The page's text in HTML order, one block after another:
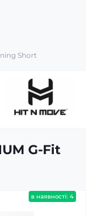
Short
G-Fit
в наявності: 4